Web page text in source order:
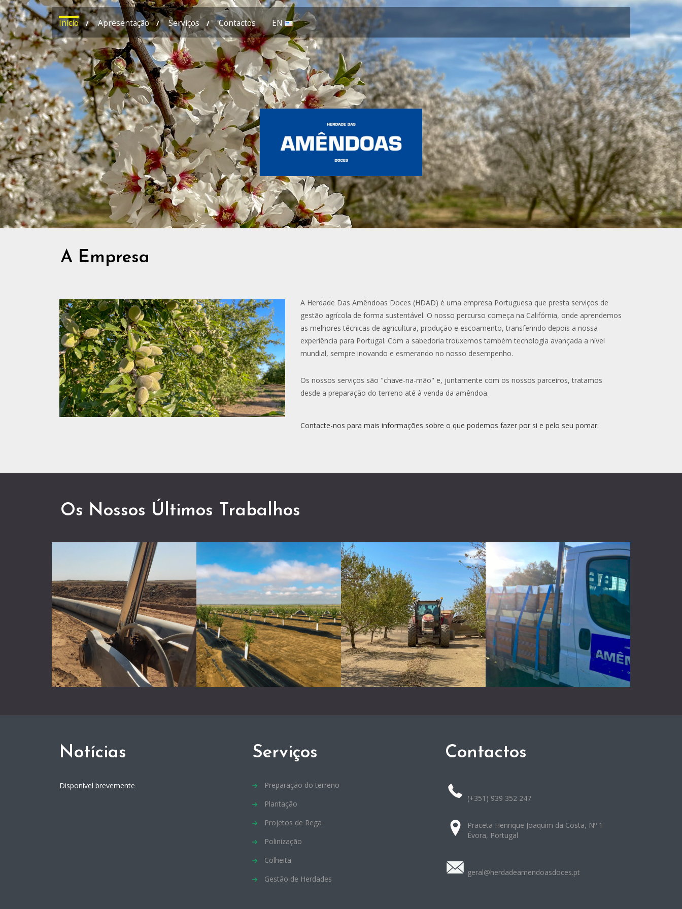
Início / Apresentação / Serviços / Contactos EN
A Empresa
A Herdade Das Amêndoas Doces (HDAD) é uma empresa Portuguesa que presta serviços de
gestão agrícola de forma sustentável. O nosso percurso começa na Califórnia, onde aprendemos
as melhores técnicas de agricultura, produção e escoamento, transferindo depois a nossa
experiência para Portugal. Com a sabedoria trouxemos também tecnologia avançada a nível
mundial, sempre inovando e esmerando no nosso desempenho.
Os nossos serviços são "chave-na-mão" e, juntamente com os nossos parceiros, tratamos
desde a preparação do terreno até à venda da amêndoa.
Contacte-nos para mais informações sobre o que podemos fazer por si e pelo seu pomar.
Os Nossos Últimos Trabalhos
Notícias
Disponível brevemente
Serviços
Preparação do terreno
Plantação
Projetos de Rega
Polinização
Colheita
Gestão de Herdades
Contactos
(+351) 939 352 247
Praceta Henrique Joaquim da Costa, Nº 1
Évora, Portugal
geral@herdadeamendoasdoces.pt